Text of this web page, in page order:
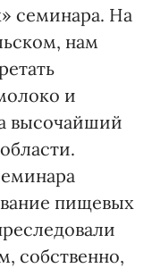
семинара. На
нам
и
высочайший
пищевых
собственно,